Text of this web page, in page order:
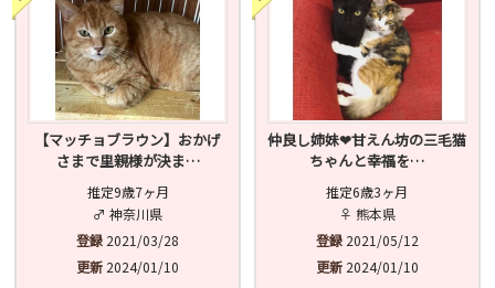
【マッチョブラウン】おかげ
さまで里親様が決ま…
推定9歳7ヶ月
♂ 神奈川県
登録 2021/03/28
更新 2024/01/10
仲良し姉妹❤︎甘えん坊の三毛猫
ちゃんと幸福を…
推定6歳3ヶ月
♀ 熊本県
登録2021/05/12
更新2024/01/10